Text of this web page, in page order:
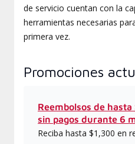
de servicio cuentan con la
herramientas necesarias
primera vez.
Promociones
Reembolsos de hasta
sin pagos durante 6
Reciba hasta $1,300 en